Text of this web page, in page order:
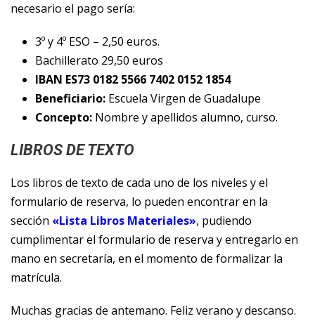
necesario el pago sería:
3º y 4º ESO – 2,50 euros.
Bachillerato 29,50 euros
IBAN ES73 0182 5566 7402 0152 1854
Beneficiario: Escuela Virgen de Guadalupe
Concepto: Nombre y apellidos alumno, curso.
LIBROS DE TEXTO
Los libros de texto de cada uno de los niveles y el
formulario de reserva, lo pueden encontrar en la
sección «Lista Libros Materiales», pudiendo
cumplimentar el formulario de reserva y entregarlo en
mano en secretaría, en el momento de formalizar la
matrícula.
Muchas gracias de antemano. Feliz verano y descanso.